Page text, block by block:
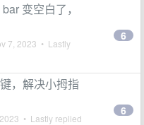
变空白了，
7, 2023 • Lastly
6
，解决小拇指
• Lastly replied
6